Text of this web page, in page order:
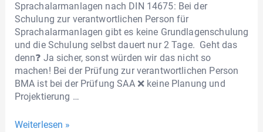
Sprachalarmanlagen nach DIN 14675: Bei der
Schulung zur verantwortlichen Person für
Sprachalarmanlagen gibt es keine Grundlagenschulung
und die Schulung selbst dauert nur 2 Tage. Geht das
denn❓ Ja sicher, sonst würden wir das nicht so
machen! Bei der Prüfung zur verantwortlichen Person
BMA ist bei der Prüfung SAA ❌ keine Planung und
Projektierung …
Weiterlesen »